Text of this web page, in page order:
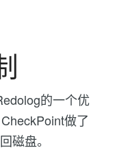
的一个优
做了
磁盘。